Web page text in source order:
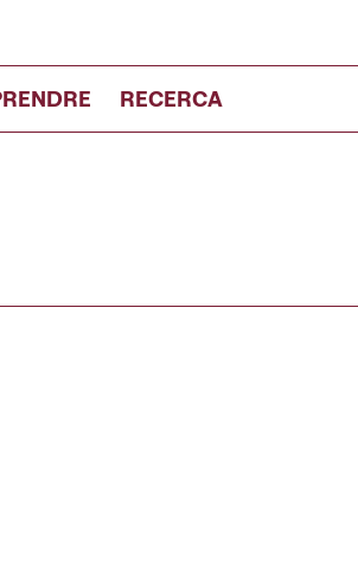
RECERCA